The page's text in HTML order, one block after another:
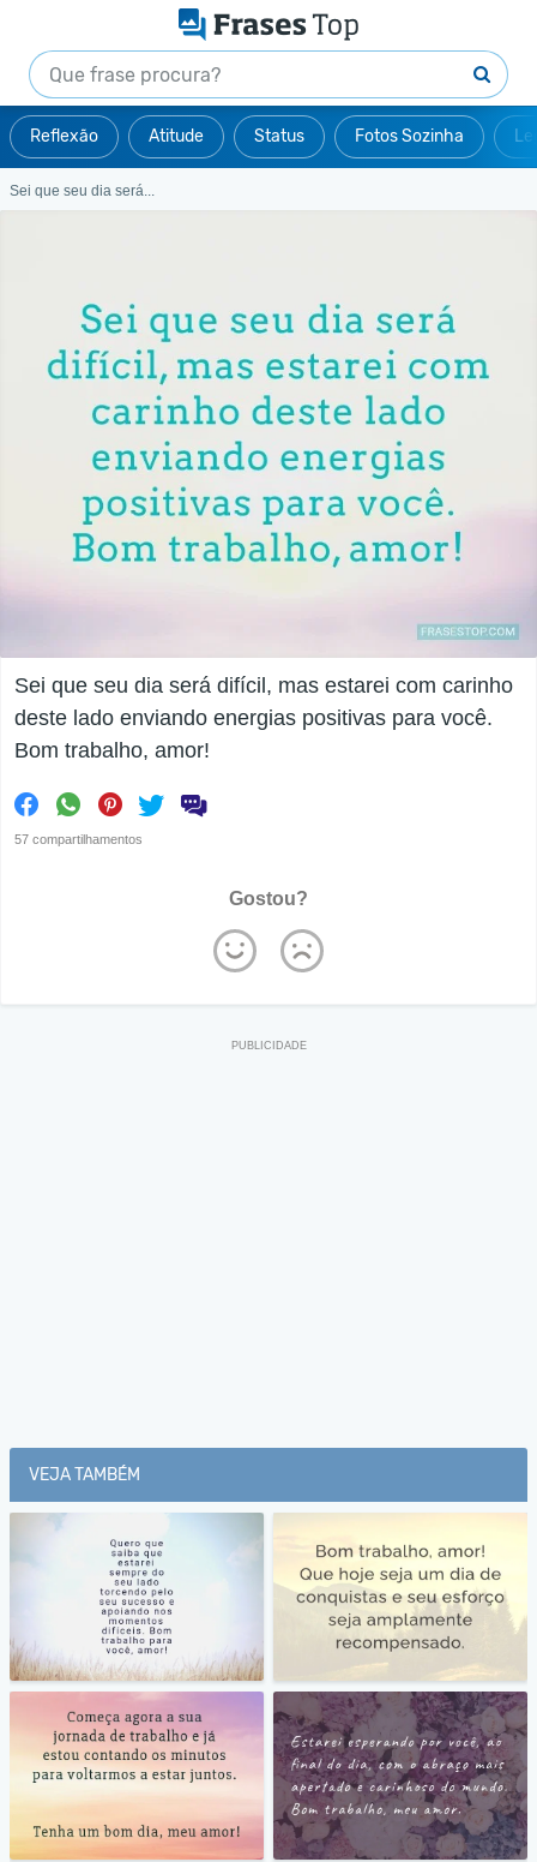
Reflexão Atitude Status Fotos Sozinha
Sei que seu dia será...
Sei que seu dia será difícil, mas estarei com carinho
deste lado enviando energias positivas para você.
Bom trabalho, amor!
57 compartilhamentos
Gostou?
VEJA TAMBÉM